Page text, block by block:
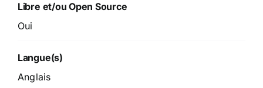
Libre et/ou Open Source
Oui
Langue(s)
Anglais